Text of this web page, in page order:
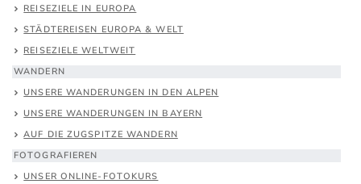
REISEZIELE IN EUROPA
STÄDTEREISEN EUROPA & WELT
REISEZIELE WELTWEIT
WANDERN
UNSERE WANDERUNGEN IN DEN ALPEN
UNSERE WANDERUNGEN IN BAYERN
AUF DIE ZUGSPITZE WANDERN
FOTOGRAFIEREN
UNSER ONLINE-FOTOKURS